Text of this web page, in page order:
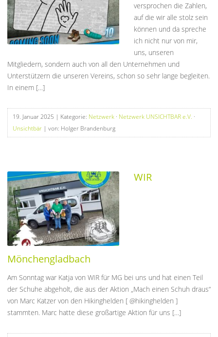
versprochen die Zahlen,
auf die wir alle stolz sein
können und da spreche
ich nicht nur von mir,
uns, unseren
Mitgliedern, sondern auch von all den Unternehmen und
Unterstützern die unseren Vereins, schon so sehr lange begleiten.
In einem […]
19. Januar 2025 | Kategorie: Netzwerk · Netzwerk UNSICHTBAR e.V. ·
Unsichtbär | von: Holger Brandenburg
WIR
Mönchengladbach
Am Sonntag war Katja von WIR für MG bei uns und hat einen Teil
der Schuhe abgeholt, die aus der Aktion „Mach einen Schuh draus“
von Marc Katzer von den Hikinghelden [ @hikinghelden ]
stammten. Marc hatte diese großartige Aktion für uns […]